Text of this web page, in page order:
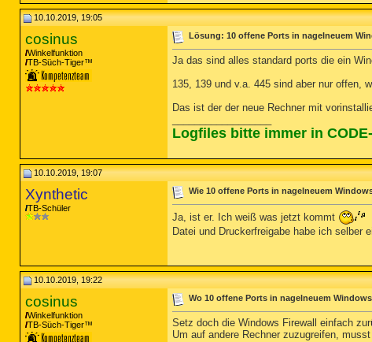
10.10.2019, 19:05
cosinus
Winkelfunktion
TB-Süch-Tiger™
Lösung: 10 offene Ports in nagelneuem
Ja das sind alles standard ports die ein
135, 139 und v.a. 445 sind aber nur offen,
Das ist der der neue Rechner mit
Logfiles bitte immer in
10.10.2019, 19:07
Xynthetic
TB-Schüler
Wie 10 offene Ports in nagelneuem
Ja, ist er. Ich weiß was jetzt kommt
Datei und Druckerfreigabe habe ich selber
10.10.2019, 19:22
cosinus
Winkelfunktion
TB-Süch-Tiger™
Wo 10 offene Ports in nagelneuem
Setz doch die Windows Firewall einfach
Um auf andere Rechner zuzugreifen,